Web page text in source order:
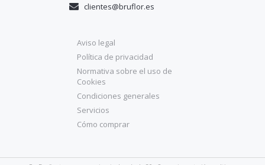
Aviso legal
Política de privacidad
Normativa sobre el uso de
Cookies
Condiciones generales
Servicios
Cómo comprar
clientes@bruflor.es